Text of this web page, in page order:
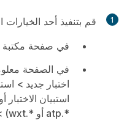
1
قم بتنفيذ أحد الخيارات
في صفحة مكتبة
في الصفحة
اختبار جديد >
استبيان
*.atp أو *.wxt) > التالي